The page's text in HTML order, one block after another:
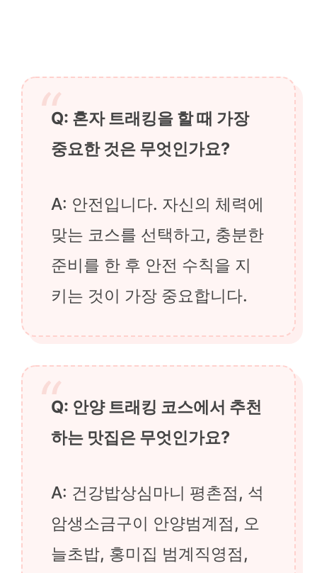
Q: 혼자 트래킹을 할 때 가장
중요한 것은 무엇인가요?
A: 안전입니다. 자신의 체력에
맞는 코스를 선택하고, 충분한
준비를 한 후 안전 수칙을 지
키는 것이 가장 중요합니다.
Q: 안양 트래킹 코스에서 추천
하는 맛집은 무엇인가요?
A: 건강밥상심마니 평촌점, 석
암생소금구이 안양범계점, 오
늘초밥, 홍미집 범계직영점,